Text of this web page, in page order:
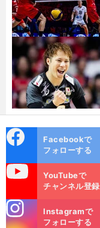
ok
Facebookで
フォローする
YouTubeで
チャンネル登録
m
Instagramで
フォローする